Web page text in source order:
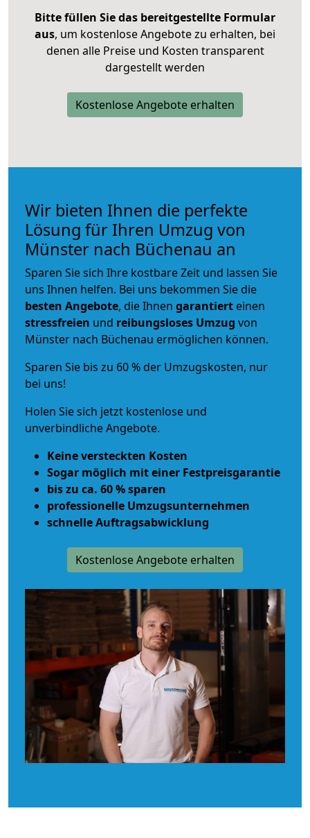
Bitte füllen Sie das bereitgestellte Formular
aus, um kostenlose Angebote zu erhalten, bei
denen alle Preise und Kosten transparent
dargestellt werden
Kostenlose Angebote erhalten
Wir bieten Ihnen die perfekte
Lösung für Ihren Umzug von
Münster nach Büchenau an
Sparen Sie sich Ihre kostbare Zeit und lassen Sie
uns Ihnen helfen. Bei uns bekommen Sie die
besten Angebote, die Ihnen garantiert einen
stressfreien und reibungsloses Umzug von
Münster nach Büchenau ermöglichen können.
Sparen Sie bis zu 60 % der Umzugskosten, nur
bei uns!
Holen Sie sich jetzt kostenlose und
unverbindliche Angebote.
Keine versteckten Kosten
Sogar möglich mit einer Festpreisgarantie
bis zu ca. 60 % sparen
professionelle Umzugsunternehmen
schnelle Auftragsabwicklung
Kostenlose Angebote erhalten